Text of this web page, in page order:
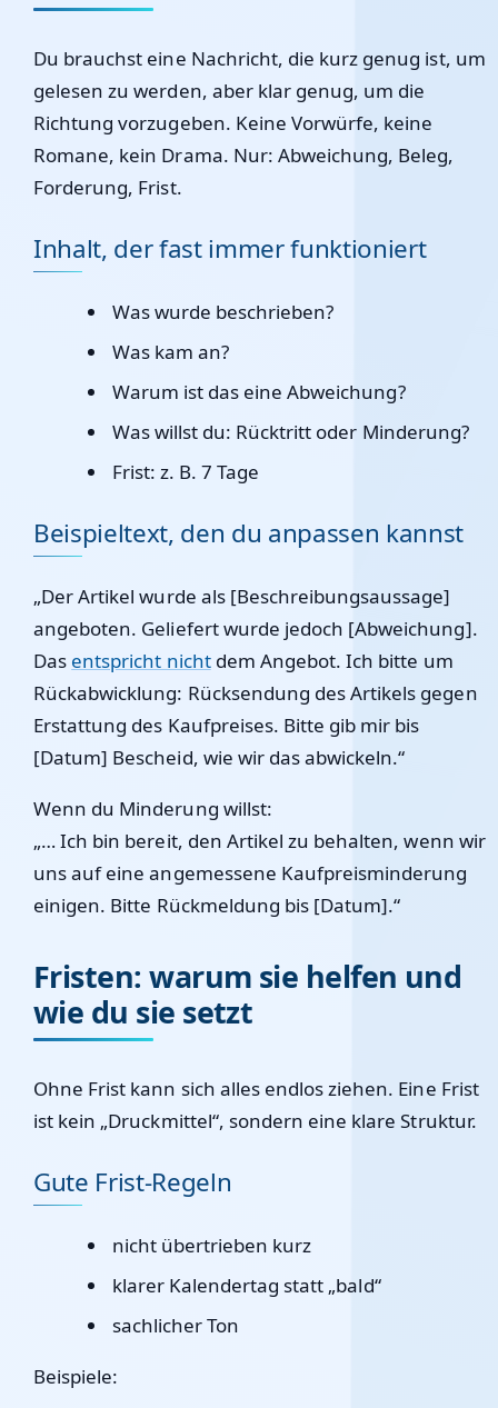
Du brauchst eine Nachricht, die kurz genug ist, um
gelesen zu werden, aber klar genug, um die
Richtung vorzugeben. Keine Vorwürfe, keine
Romane, kein Drama. Nur: Abweichung, Beleg,
Forderung, Frist.
Inhalt, der fast immer funktioniert
Was wurde beschrieben?
Was kam an?
Warum ist das eine Abweichung?
Was willst du: Rücktritt oder Minderung?
Frist: z. B. 7 Tage
Beispieltext, den du anpassen kannst
„Der Artikel wurde als [Beschreibungsaussage]
angeboten. Geliefert wurde jedoch [Abweichung].
Das entspricht nichtdem Angebot. Ich bitte um
Rückabwicklung: Rücksendung des Artikels gegen
Erstattung des Kaufpreises. Bitte gib mir bis
[Datum] Bescheid, wie wir das abwickeln.“
Wenn du Minderung willst:
„… Ich bin bereit, den Artikel zu behalten, wenn wir
uns auf eine angemessene Kaufpreisminderung
einigen. Bitte Rückmeldung bis [Datum].“
Fristen: warum sie helfen und
wie du sie setzt
Ohne Frist kann sich alles endlos ziehen. Eine Frist
ist kein „Druckmittel“, sondern eine klare Struktur.
Gute Frist-Regeln
nicht übertrieben kurz
klarer Kalendertag statt „bald“
sachlicher Ton
Beispiele: